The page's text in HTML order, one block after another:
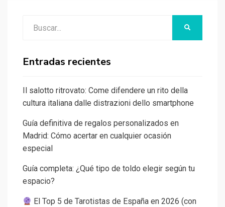
Entradas recientes
Il salotto ritrovato: Come difendere un rito della
cultura italiana dalle distrazioni dello smartphone
Guía definitiva de regalos personalizados en
Madrid: Cómo acertar en cualquier ocasión
especial
Guía completa: ¿Qué tipo de toldo elegir según tu
espacio?
El Top 5 de Tarotistas de España en 2026 (con